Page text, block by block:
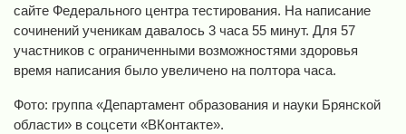
сайте Федерального центра тестирования. На написание
сочинений ученикам давалось 3 часа 55 минут. Для 57
участников с ограниченными возможностями здоровья
время написания было увеличено на полтора часа.
Фото: группа «Департамент образования и науки Брянской
области» в соцсети «ВКонтакте».